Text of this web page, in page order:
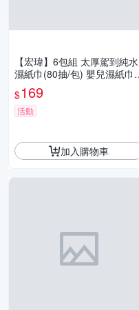
【宏瑋】6包組 太厚駕到純水
濕紙巾(80抽/包) 嬰兒濕紙巾
擦拭巾 濕巾 柔軟舒適
$169
活動
加入購物車